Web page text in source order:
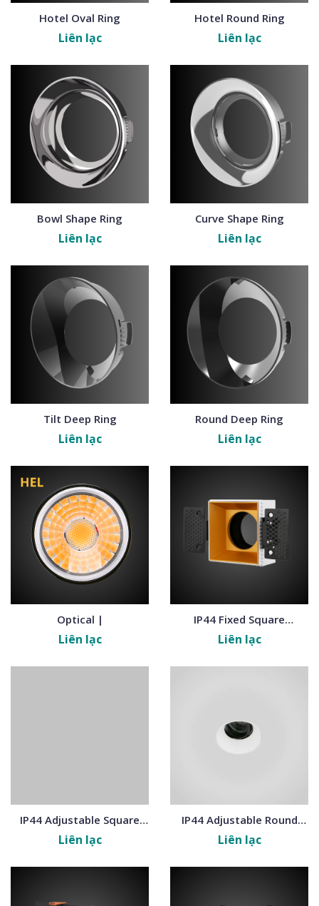
Hotel Oval Ring
Liên lạc
Hotel Round Ring
Liên lạc
Bowl Shape Ring
Liên lạc
Curve Shape Ring
Liên lạc
Tilt Deep Ring
Liên lạc
Round Deep Ring
Liên lạc
Optical |
Liên lạc
IP44 Fixed Square
Trimless Frames
Liên lạc
IP44 Adjustable Square
Trimless Frames
Liên lạc
IP44 Adjustable Round
Trimless Frames
Liên lạc